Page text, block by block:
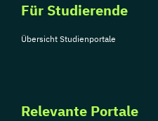
Für Studierende
Übersicht Studienportale
Relevante Portale